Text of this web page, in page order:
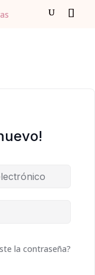
la contraseña?